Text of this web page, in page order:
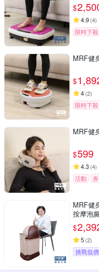
$
4.9 (4)
限時下殺
MRF健
$
4(2)
限時下殺
MRF健
$599
4.3 (4)
活動 券
MRF健
按摩泡
$
5 (2)
挑戰低價